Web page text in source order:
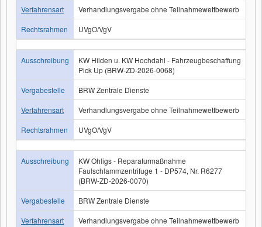
Verfahrensart
Verhandlungsvergabe ohne Teilnahmewettbewerb
Rechtsrahmen
UVgO/VgV
Ausschreibung
KW Hilden u. KW Hochdahl - Fahrzeugbeschaffung
Pick Up (BRW-ZD-2026-0068)
Vergabestelle
BRW Zentrale Dienste
Verfahrensart
Verhandlungsvergabe ohne Teilnahmewettbewerb
Rechtsrahmen
UVgO/VgV
Ausschreibung
KW Ohligs - Reparaturmaßnahme
Faulschlammzentrifuge 1 - DP574, Nr. R6277
(BRW-ZD-2026-0070)
Vergabestelle
BRW Zentrale Dienste
Verfahrensart
Verhandlungsvergabe ohne Teilnahmewettbewerb